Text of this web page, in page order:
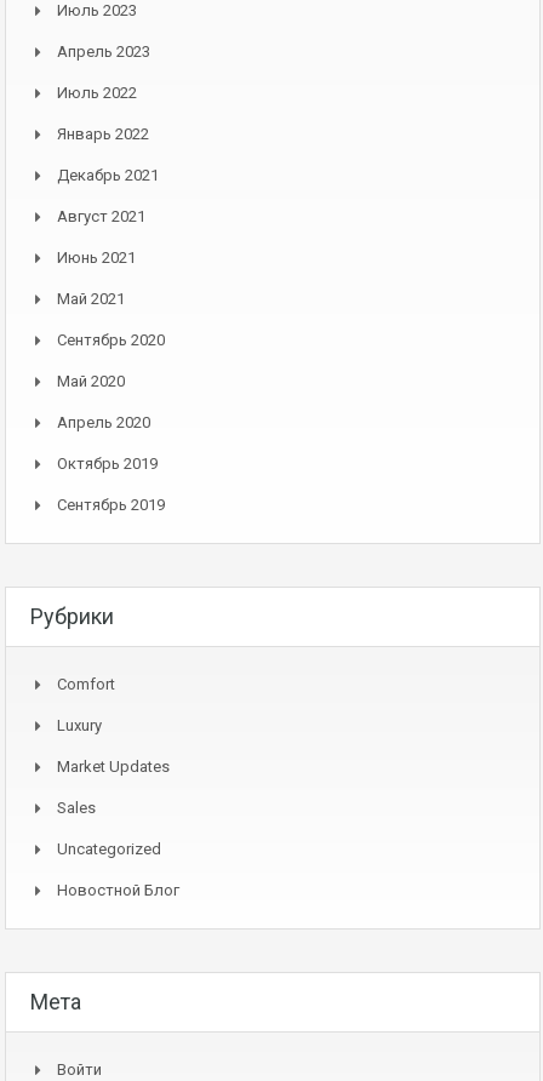
Июль 2023
Апрель 2023
Июль 2022
Январь 2022
Декабрь 2021
Август 2021
Июнь 2021
Май 2021
Сентябрь 2020
Май 2020
Апрель 2020
Октябрь 2019
Сентябрь 2019
Рубрики
Comfort
Luxury
Market Updates
Sales
Uncategorized
Новостной Блог
Мета
Войти